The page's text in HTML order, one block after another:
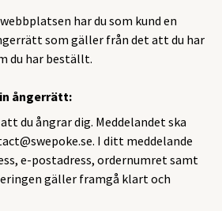
har du som kund en
som gäller från det att du har
du har beställt.
ångerrätt:
du ångrar dig. Meddelandet ska
. I ditt meddelande
e-postadress, ordernumret samt
gäller framgå klart och